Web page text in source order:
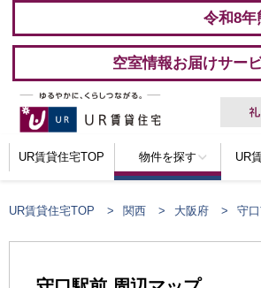
令和8年
空室情報お届けサー
UR賃貸住宅TOP 物件を探す UR
UR賃貸住宅TOP 関西 大阪府 守